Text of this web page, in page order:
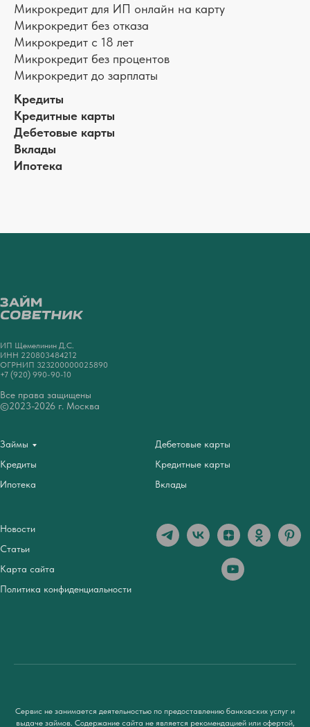
Микрокредит для ИП онлайн на карту
Микрокредит без отказа
Микрокредит с 18 лет
Микрокредит без процентов
Микрокредит до зарплаты
Кредиты
Кредитные карты
Дебетовые карты
Вклады
Ипотека
ИП Щемелинин Д.С.
ИНН 220803484212
ОГРНИП 323200000025890
+7 (920) 990-90-10
Все права защищены
©2023-2026 г. Москва
Займы
Кредиты
Ипотека
Дебетовые карты
Кредитные карты
Вклады
Новости
Статьи
Карта сайта
Политика конфиденциальности
Сервис не занимается деятельностью по предоставлению банковских услуг и
выдаче займов. Содержание сайта не является рекомендацией или офертой,